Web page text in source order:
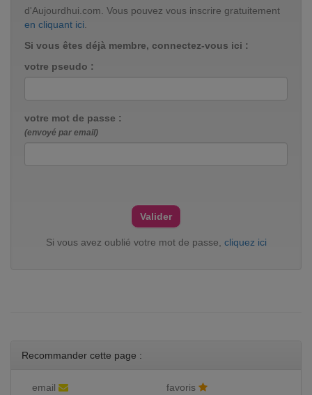
d'Aujourdhui.com. Vous pouvez vous inscrire gratuitement
en cliquant ici.
Si vous êtes déjà membre, connectez-vous ici :
votre pseudo :
votre mot de passe :
(envoyé par email)
Si vous avez oublié votre mot de passe, cliquez ici
Recommander cette page :
email
favoris